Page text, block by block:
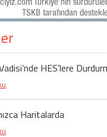
HES’lere
Haritalarda